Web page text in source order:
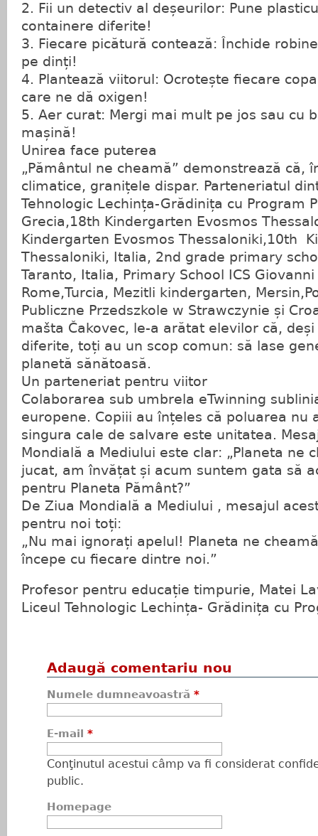
2. Fii un detectiv al deșeurilor: Pune
containere diferite!
3. Fiecare picătură contează: Închide
pe dinți!
4. Plantează viitorul: Ocrotește fiecare
care ne dă oxigen!
5. Aer curat: Mergi mai mult pe jos sau cu
mașină!
Unirea face puterea
„Pământul ne cheamă” demonstrează că,
climatice, granițele dispar. Parteneriatul
Tehnologic Lechința-Grădinița cu Program
Grecia,18th Kindergarten Evosmos
Kindergarten Evosmos Thessaloniki,10th
Thessaloniki, Italia, 2nd grade primary
Taranto, Italia, Primary School ICS Giovanni
Rome,Turcia, Mezitli kindergarten,
Publiczne Przedszkole w Strawczynie și
mašta Čakovec, le-a arătat elevilor că,
diferite, toți au un scop comun: să lase
planetă sănătoasă.
Un parteneriat pentru viitor
Colaborarea sub umbrela eTwinning
europene. Copiii au înțeles că poluarea nu
singura cale de salvare este unitatea.
Mondială a Mediului este clar: „Planeta ne
jucat, am învățat și acum suntem gata să
pentru Planeta Pământ?”
De Ziua Mondială a Mediului , mesajul
pentru noi toți:
„Nu mai ignorați apelul! Planeta ne
începe cu fiecare dintre noi.”
Profesor pentru educație timpurie, Matei
Liceul Tehnologic Lechința- Grădinița cu
Adaugă comentariu nou
Numele dumneavoastră *
E-mail *
Conţinutul acestui câmp va fi considerat
public.
Homepage